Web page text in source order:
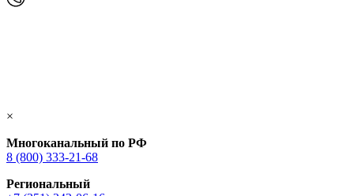
×
Многоканальный по РФ
8 (800) 333‑21-68
Региональный